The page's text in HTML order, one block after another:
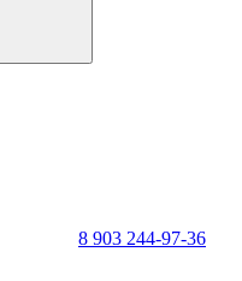
8 903 244-97-36